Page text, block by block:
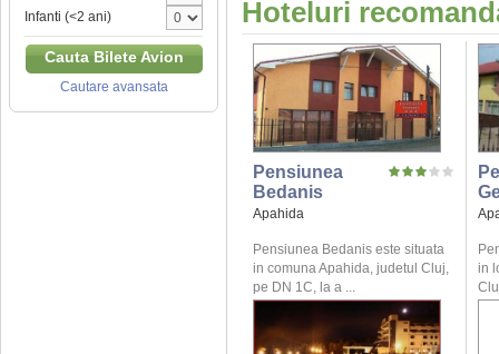
Infanti (<2 ani)
Cauta Bilete Avion
Cautare avansata
Hoteluri
Pensiunea
Bedanis
Apahida
Pensiunea Bedanis este situata
in comuna Apahida, judetul Cluj,
pe DN 1C, la a ...
in